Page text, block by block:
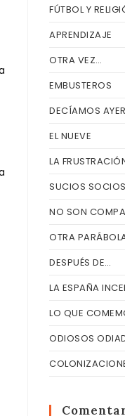
FÚTBOL Y
APRENDIZAJE
OTRA VEZ…
EMBUSTEROS
DECÍAMOS
EL NUEVE
LA
SUCIOS SOCIOS
NO SON
OTRA
DESPUÉS DE…
LA ESPAÑA
LO QUE
ODIOSOS